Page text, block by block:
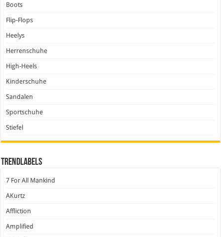
Boots
Flip-Flops
Heelys
Herrenschuhe
High-Heels
Kinderschuhe
Sandalen
Sportschuhe
Stiefel
Trendlabels
7 For All Mankind
AKurtz
Affliction
Amplified